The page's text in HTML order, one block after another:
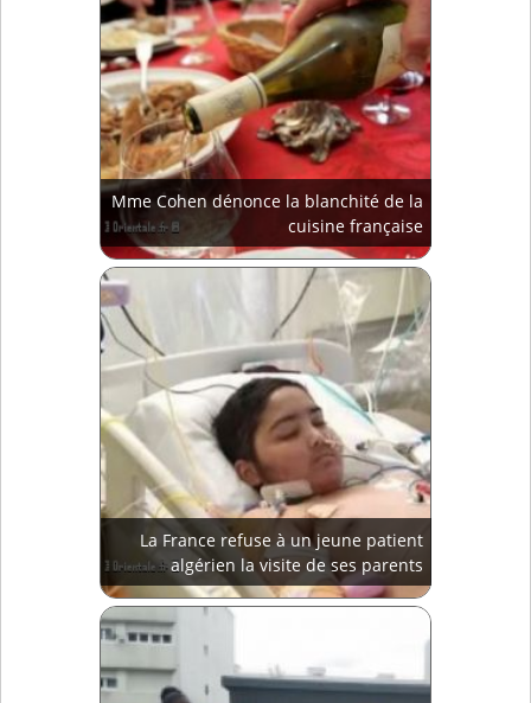
Mme Cohen dénonce la blanchité de la
cuisine française
La France refuse à un jeune patient
algérien la visite de ses parents